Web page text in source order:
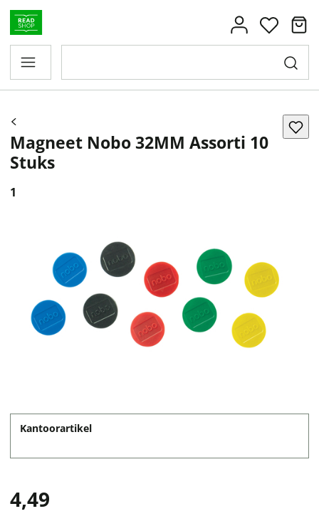
Magneet Nobo 32MM Assorti 10
Stuks
1
Kantoorartikel
4,49